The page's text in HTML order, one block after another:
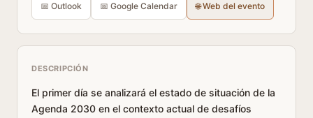
📅 Outlook 📅 Google Calendar 🌐 Web del evento
DESCRIPCIÓN
El primer día se analizará el estado de situación de la
Agenda 2030 en el contexto actual de desafíos